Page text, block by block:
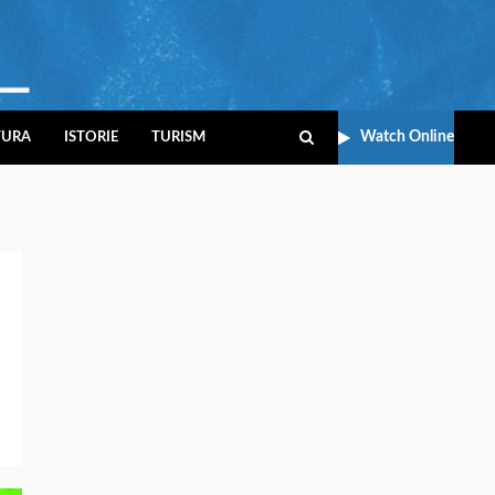
ISTORIE TURISM Watch Online